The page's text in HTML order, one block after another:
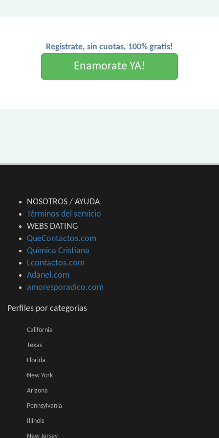
Registrate, sin cuotas, 100% gratis!
Enamorate YA!
NOSOTROS / AYUDA
Términos del servicio
WEBS DATING
QueContactos.com
Quimica Cristiana
Lcontactos.com
Adanel.com
amoresporadico.com
Perfiles por categorias
California
Texas
Florida
New York
Arizona
Pennsylvania
Illinois
New Jersey